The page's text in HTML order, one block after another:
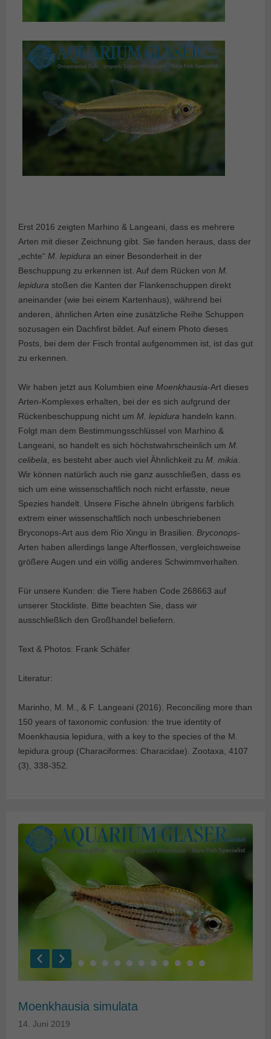
Erst 2016 zeigten Marhino & Langeani, dass es mehrere
Arten mit dieser Zeichnung gibt. Sie fanden heraus, dass der
„echte“ M. lepidura an einer Besonderheit in der
Beschuppung zu erkennen ist. Auf dem Rücken von M.
lepidura stoßen die Kanten der Flankenschuppen direkt
aneinander (wie bei einem Kartenhaus), während bei
anderen, ähnlichen Arten eine zusätzliche Reihe Schuppen
sozusagen ein Dachfirst bildet. Auf einem Photo dieses
Posts, bei dem der Fisch frontal aufgenommen ist, ist das gut
zu erkennen.
Wir haben jetzt aus Kolumbien eine Moenkhausia-Art dieses
Arten-Komplexes erhalten, bei der es sich aufgrund der
Rückenbeschuppung nicht um M. lepidura handeln kann.
Folgt man dem Bestimmungsschlüssel von Marhino &
Langeani, so handelt es sich höchstwahrscheinlich um M.
celibela, es besteht aber auch viel Ähnlichkeit zu M. mikia.
Wir können natürlich auch nie ganz ausschließen, dass es
sich um eine wissenschaftlich noch nicht erfasste, neue
Spezies handelt. Unsere Fische ähneln übrigens farblich
extrem einer wissenschaftlich noch unbeschriebenen
Bryconops-Art aus dem Rio Xingu in Brasilien. Bryconops-
Arten haben allerdings lange Afterflossen, vergleichsweise
größere Augen und ein völlig anderes Schwimmverhalten.
Für unsere Kunden: die Tiere haben Code 268663 auf
unserer Stockliste. Bitte beachten Sie, dass wir
ausschließlich den Großhandel beliefern.
Text & Photos: Frank Schäfer
Literatur:
Marinho, M. M., & F. Langeani (2016). Reconciling more than
150 years of taxonomic confusion: the true identity of
Moenkhausia lepidura, with a key to the species of the M.
lepidura group (Characiformes: Characidae). Zootaxa, 4107
(3), 338-352.
Moenkhausia simulata
14. Juni 2019